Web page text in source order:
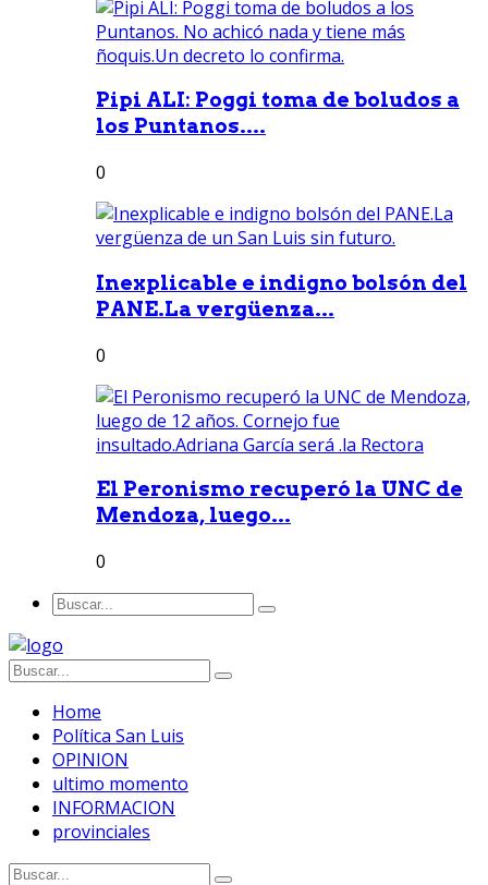
Pipi ALI: Poggi toma de boludos a
los Puntanos....
0
Inexplicable e indigno bolsón del
PANE.La vergüenza...
0
El Peronismo recuperó la UNC de
Mendoza, luego...
0
Home
Política San Luis
OPINION
ultimo momento
INFORMACION
provinciales